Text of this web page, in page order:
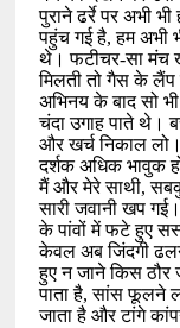
पुराने ढर्रे पर अभी
पहुंच गई है, हम अभी
थे। फटीचर-सा मंच
मिलती तो गैस के लैंप
अभिनय के बाद सो
चंदा उगाह पाते थे।
और खर्च निकाल
दर्शक अधिक भावुक
मैं और मेरे साथी,
सारी जवानी खप
के पांवों में फटे हुए
केवल अब जिंदगी
हुए न जाने किस
पाता है, सांस फूलने
जाता है और टांगे